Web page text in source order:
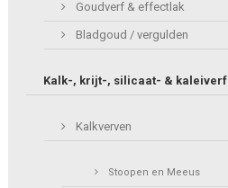
Goudverf & effectlak
Bladgoud / vergulden
Kalk-, krijt-, silicaat- & kaleiverf
Kalkverven
Stoopen en Meeus